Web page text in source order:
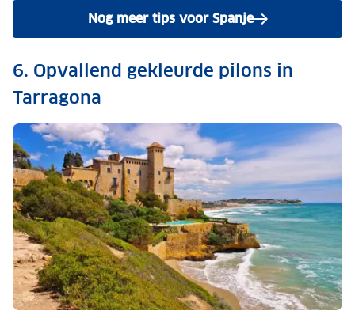
Nog meer tips voor Spanje
6. Opvallend gekleurde pilons in
Tarragona